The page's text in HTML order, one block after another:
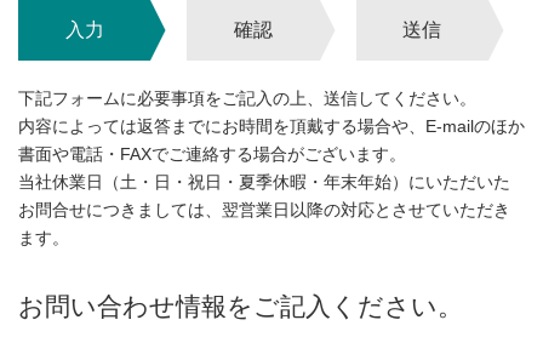
入力 確認 送信
下記フォームに必要事項をご記入の上、送信してください。
内容によっては返答までにお時間を頂戴する場合や、E-mailのほか
書面や電話・FAXでご連絡する場合がございます。
当社休業日（土・日・祝日・夏季休暇・年末年始）にいただいた
お問合せにつきましては、翌営業日以降の対応とさせていただき
ます。
お問い合わせ情報をご記入ください。